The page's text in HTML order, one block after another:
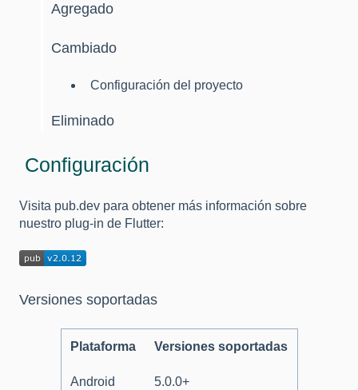
Agregado
Cambiado
Configuración del proyecto
Eliminado
Configuración
Visita pub.dev para obtener más información sobre
nuestro plug-in de Flutter:
Versiones soportadas
Plataforma Versiones soportadas
Android 5.0.0+